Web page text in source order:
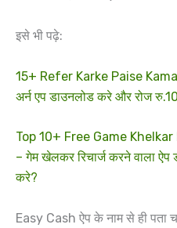
इसे भी पढ़े:
15+ Refer Karke Paise
अर्न एप डाउनलोड करे और रोज
Top 10+ Free Game
– गेम खेलकर रिचार्ज करने वाला ऐप
करे?
Easy Cash ऐप के नाम से ही पता